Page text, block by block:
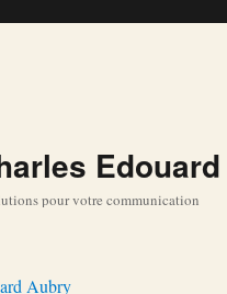
pour votre communication